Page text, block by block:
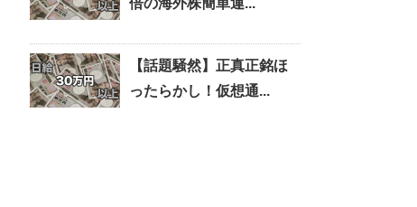
倍の海外株簡単運...
【話題騒然】正真正銘ほ
ったらかし！仮想通...